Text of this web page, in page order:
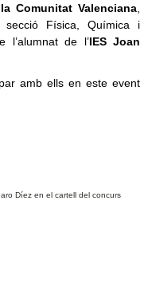
Comunitat Valenciana
Física, Química i
l’alumnat de l’IES Joan
amb ells en este event
Díez en el cartell del concurs